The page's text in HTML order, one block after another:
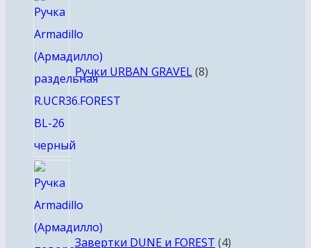
Ручки URBAN GRAVEL 8
Завертки DUNE и FOREST 4